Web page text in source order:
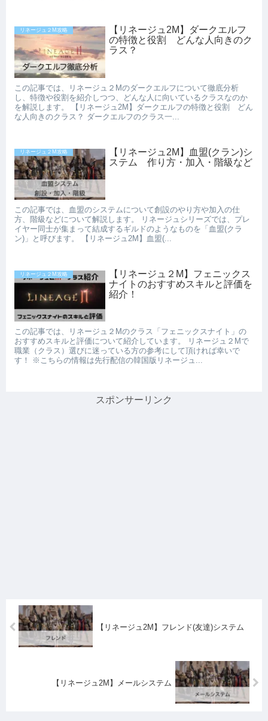
リネージュ２M攻略
【リネージュ2M】ダークエルフ
の特徴と役割 どんな人向きのク
ラス？
この記事では、リネージュ２Mのダークエルフについて徹底分析
し、特徴や役割を紹介しつつ、どんな人に向いているクラスなのか
を解説します。 【リネージュ2M】ダークエルフの特徴と役割 どん
な人向きのクラス？ ダークエルフのクラス一...
リネージュ２M攻略
【リネージュ2M】血盟(クラン)シ
ステム 作り方・加入・階級など
この記事では、血盟のシステムについて創設のやり方や加入の仕
方、階級などについて解説します。 リネージュシリーズでは、プレ
イヤー同士が集まって結成するギルドのようなものを「血盟(クラ
ン)」と呼びます。 【リネージュ2M】血盟(...
リネージュ２M攻略
【リネージュ２M】フェニックス
ナイトのおすすめスキルと評価を
紹介！
この記事では、リネージュ２Mのクラス「フェニックスナイト」の
おすすめスキルと評価について紹介しています。 リネージュ２Mで
職業（クラス）選びに迷っている方の参考にして頂ければ幸いで
す！ ※こちらの情報は先行配信の韓国版リネージュ...
スポンサーリンク
【リネージュ2M】フレンド(友達)システム
【リネージュ2M】メールシステム